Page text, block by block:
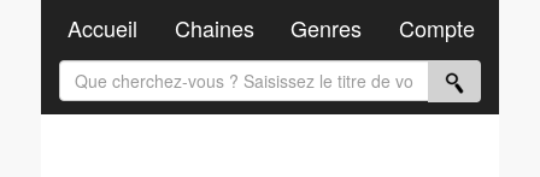
Accueil Chaines Genres Compte